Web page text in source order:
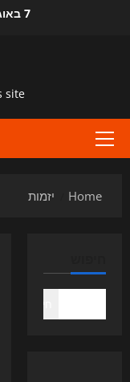
7 באוגוסט 2026
site
Primary
Home יזמות